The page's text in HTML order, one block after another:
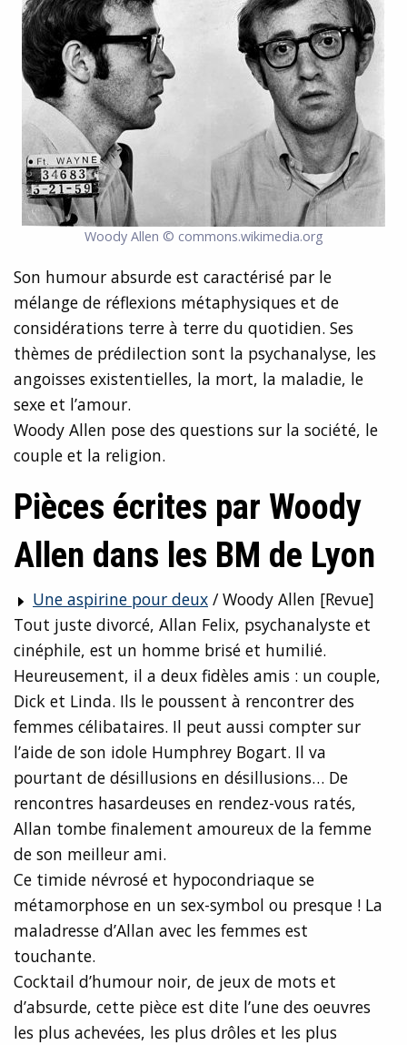
Woody Allen © commons.wikimedia.org
Son humour absurde est caractérisé par le
mélange de réflexions métaphysiques et de
considérations terre à terre du quotidien. Ses
thèmes de prédilection sont la psychanalyse, les
angoisses existentielles, la mort, la maladie, le
sexe et l’amour.
Woody Allen pose des questions sur la société, le
couple et la religion.
Pièces écrites par Woody
Allen dans les BM de Lyon
Une aspirine pour deux / Woody Allen [Revue]
Tout juste divorcé, Allan Felix, psychanalyste et
cinéphile, est un homme brisé et humilié.
Heureusement, il a deux fidèles amis : un couple,
Dick et Linda. Ils le poussent à rencontrer des
femmes célibataires. Il peut aussi compter sur
l’aide de son idole Humphrey Bogart. Il va
pourtant de désillusions en désillusions… De
rencontres hasardeuses en rendez-vous ratés,
Allan tombe finalement amoureux de la femme
de son meilleur ami.
Ce timide névrosé et hypocondriaque se
métamorphose en un sex-symbol ou presque ! La
maladresse d’Allan avec les femmes est
touchante.
Cocktail d’humour noir, de jeux de mots et
d’absurde, cette pièce est dite l’une des oeuvres
les plus achevées, les plus drôles et les plus